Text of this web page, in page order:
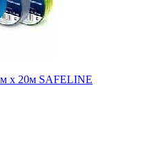
х 20м SAFELINE